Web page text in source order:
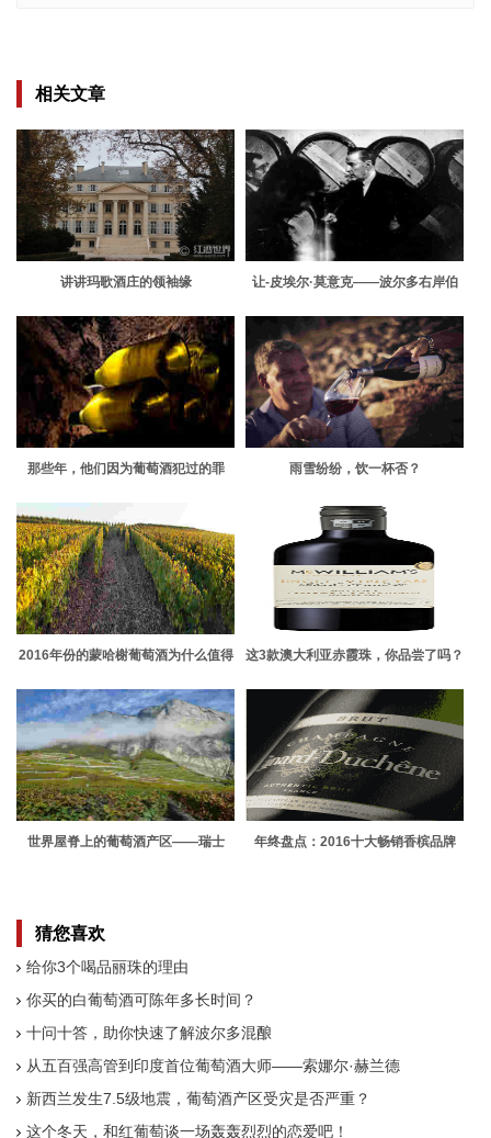
相关文章
讲讲玛歌酒庄的领袖缘
让-皮埃尔·莫意克——波尔多右岸伯
那些年，他们因为葡萄酒犯过的罪 雨雪纷纷，饮一杯否？
2016年份的蒙哈榭葡萄酒为什么值得
这3款澳大利亚赤霞珠，你品尝了吗？
世界屋脊上的葡萄酒产区——瑞士 年终盘点：2016十大畅销香槟品牌
猜您喜欢
给你3个喝品丽珠的理由
你买的白葡萄酒可陈年多长时间？
十问十答，助你快速了解波尔多混酿
从五百强高管到印度首位葡萄酒大师——索娜尔·赫兰德
新西兰发生7.5级地震，葡萄酒产区受灾是否严重？
这个冬天，和红葡萄谈一场轰轰烈烈的恋爱吧！